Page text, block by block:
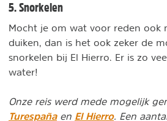
5. Snorkelen
Mocht je om wat voor reden ook
duiken, dan is het ook zeker de
snorkelen bij El Hierro. Er is zo
water!
Onze reis werd mede mogelijk
Turespañaen El Hierro. Een